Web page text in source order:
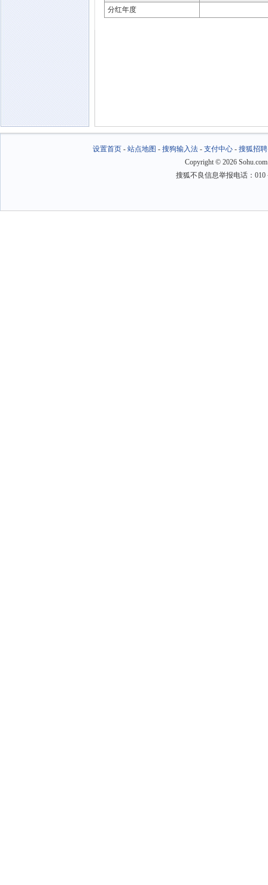
分红年度
设置首页- 站点地图 - 搜狗输入法- 支付中心- 搜狐招聘
Copyright © 2026
搜狐不良信息举报电话：010